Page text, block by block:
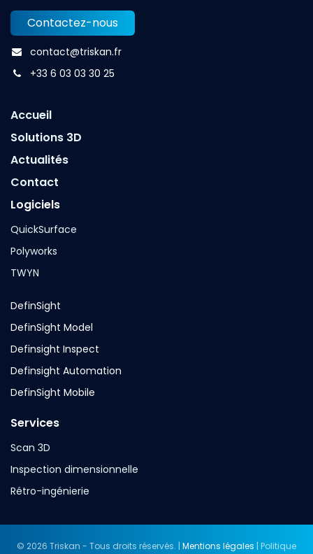
Contactez-nous
contact@triskan.fr
+33 6 03 03 30 25
Accueil
Solutions 3D
Actualités
Contact
Logiciels
QuickSurface
Polyworks
TWYN
DefinSight
DefinSight Model
Definsight Inspect
Definsight Automation
DefinSight Mobile
Services
Scan 3D
Inspection dimensionnelle
Rétro-ingénierie
© 2026 Triskan - Tous droits réservés. | Mentions légales | Politique